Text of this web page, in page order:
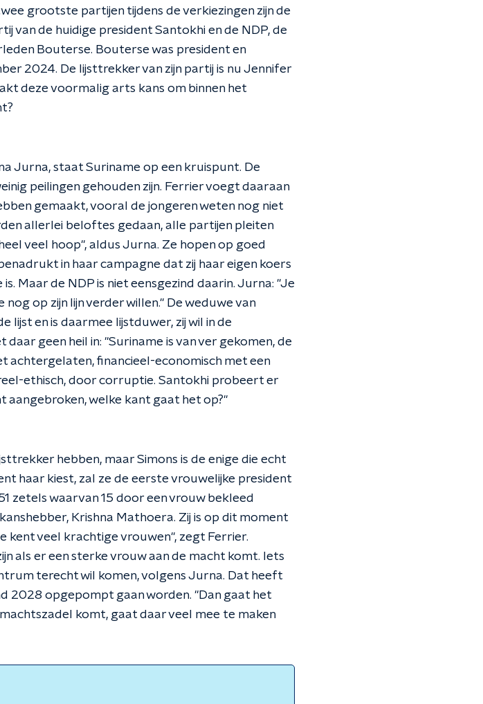
grootste partijen tijdens de verkiezingen zijn de
van de huidige president Santokhi en de NDP, de
Bouterse. Bouterse was president en
2024. De lijsttrekker van zijn partij is nu Jennifer
deze voormalig arts kans om binnen het
Jurna, staat Suriname op een kruispunt. De
peilingen gehouden zijn. Ferrier voegt daaraan
gemaakt, vooral de jongeren weten nog niet
allerlei beloftes gedaan, alle partijen pleiten
veel hoop", aldus Jurna. Ze hopen op goed
in haar campagne dat zij haar eigen koers
Maar de NDP is niet eensgezind daarin. Jurna: "Je
op zijn lijn verder willen." De weduwe van
lijst en is daarmee lijstduwer, zij wil in de
geen heil in: "Suriname is van ver gekomen, de
achtergelaten, financieel-economisch met een
ethisch, door corruptie. Santokhi probeert er
aangebroken, welke kant gaat het op?"
hebben, maar Simons is de enige die echt
haar kiest, zal ze de eerste vrouwelijke president
zetels waarvan 15 door een vrouw bekleed
Krishna Mathoera. Zij is op dit moment
kent veel krachtige vrouwen", zegt Ferrier.
als er een sterke vrouw aan de macht komt. Iets
terecht wil komen, volgens Jurna. Dat heeft
2028 opgepompt gaan worden. "Dan gaat het
komt, gaat daar veel mee te maken